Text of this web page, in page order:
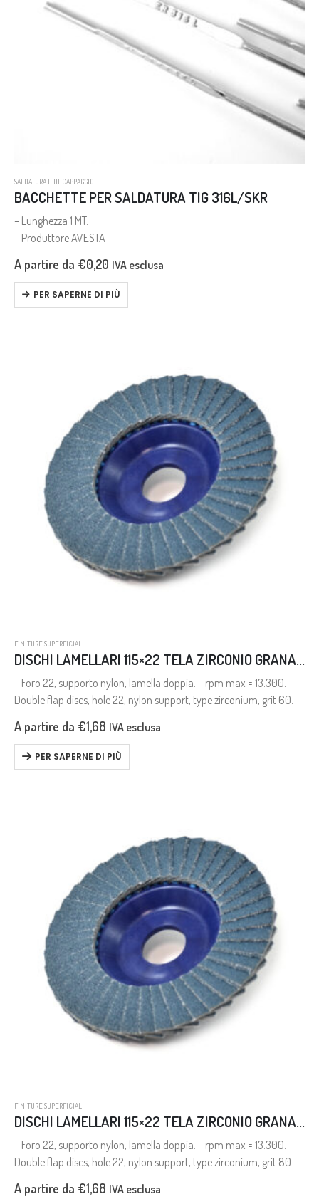
SALDATURA E DECAPPAGGIO
BACCHETTE PER SALDATURA TIG 316L/SKR
– Lunghezza 1 MT.
– Produttore AVESTA
A partire da €0,20 IVA esclusa
PER SAPERNE DI PIÙ
FINITURE SUPERFICIALI
DISCHI LAMELLARI 115×22 TELA ZIRCONIO GRANA 60
– Foro 22, supporto nylon, lamella doppia. – rpm max = 13.300. –
Double flap discs, hole 22, nylon support, type zirconium, grit 60.
A partire da €1,68 IVA esclusa
PER SAPERNE DI PIÙ
FINITURE SUPERFICIALI
DISCHI LAMELLARI 115×22 TELA ZIRCONIO GRANA 80
– Foro 22, supporto nylon, lamella doppia. – rpm max = 13.300. –
Double flap discs, hole 22, nylon support, type zirconium, grit 80.
A partire da €1,68 IVA esclusa